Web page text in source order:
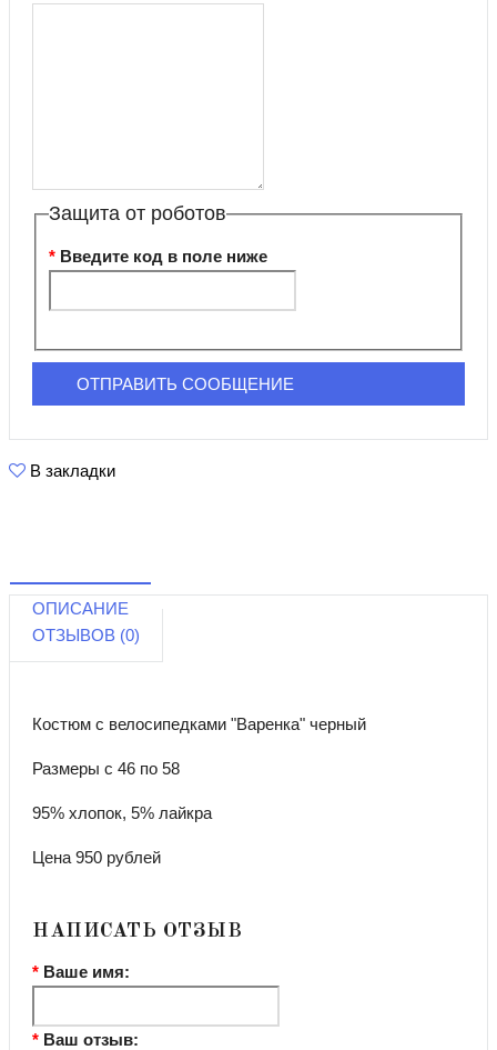
Защита от роботов
Введите код в поле ниже
В закладки
ОПИСАНИЕ
ОТЗЫВОВ (0)
Костюм с велосипедками "Варенка" черный
Размеры с 46 по 58
95% хлопок, 5% лайкра
Цена 950 рублей
НАПИСАТЬ ОТЗЫВ
Ваше имя:
Ваш отзыв: